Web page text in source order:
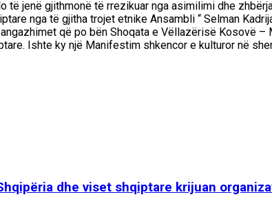
të jenë gjithmonë të rrezikuar nga asimilimi dhe
nga të gjitha trojet etnike Ansambli “ Selman
që po bën Shoqata e Vëllazërisë Kosovë
Ishte ky një Manifestim shkencor e kulturor në
dhe viset shqiptare krijuan